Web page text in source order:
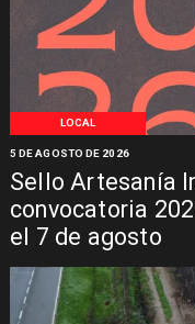
LOCAL
Sello Artesanía
convocatoria
el 7 de agosto
5 DE AGOSTO DE 2026